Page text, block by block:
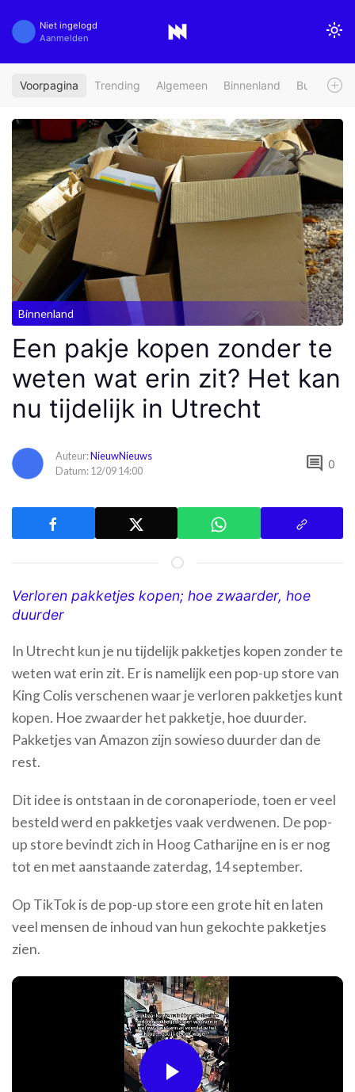
Niet ingelogd
Aanmelden
Voorpagina Trending Algemeen Binnenland Buitenland
Binnenland
Een pakje kopen zonder te
weten wat erin zit? Het kan
nu tijdelijk in Utrecht
Auteur:NieuwNieuws
Datum: 12/09 14:00
comment 0
Verloren pakketjes kopen; hoe zwaarder, hoe
duurder
In Utrecht kun je nu tijdelijk pakketjes kopen zonder te
weten wat erin zit. Er is namelijk een pop-up store van
King Colis verschenen waar je verloren pakketjes kunt
kopen. Hoe zwaarder het pakketje, hoe duurder.
Pakketjes van Amazon zijn sowieso duurder dan de
rest.
Dit idee is ontstaan in de coronaperiode, toen er veel
besteld werd en pakketjes vaak verdwenen. De pop-
up store bevindt zich in Hoog Catharijne en is er nog
tot en met aanstaande zaterdag, 14 september.
Op TikTok is de pop-up store een grote hit en laten
veel mensen de inhoud van hun gekochte pakketjes
zien.
Play